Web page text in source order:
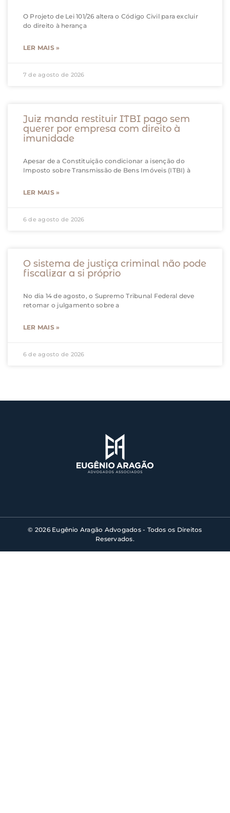
O Projeto de Lei 101/26 altera o Código Civil para excluir
do direito à herança
LER MAIS »
7 de agosto de 2026
Juiz manda restituir ITBI pago sem
querer por empresa com direito à
imunidade
Apesar de a Constituição condicionar a isenção do
Imposto sobre Transmissão de Bens Imóveis (ITBI) à
LER MAIS »
6 de agosto de 2026
O sistema de justiça criminal não pode
fiscalizar a si próprio
No dia 14 de agosto, o Supremo Tribunal Federal deve
retomar o julgamento sobre a
LER MAIS »
6 de agosto de 2026
© 2026 Eugênio Aragão Advogados - Todos os Direitos
Reservados.